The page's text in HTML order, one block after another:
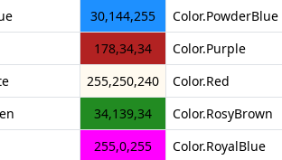
30,144,255
Color.PowderBlue
178,34,34
Color.Purple
255,250,240
Color.Red
34,139,34
Color.RosyBrown
255,0,255
Color.RoyalBlue